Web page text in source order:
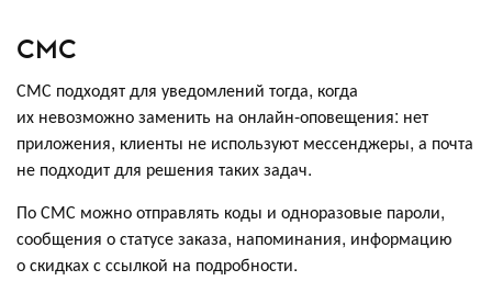
СМС
СМС подходят для уведомлений тогда, когда
их невозможно заменить на онлайн-оповещения: нет
приложения, клиенты не используют мессенджеры, а почта
не подходит для решения таких задач.
По СМС можно отправлять коды и одноразовые пароли,
сообщения о статусе заказа, напоминания, информацию
о скидках с ссылкой на подробности.